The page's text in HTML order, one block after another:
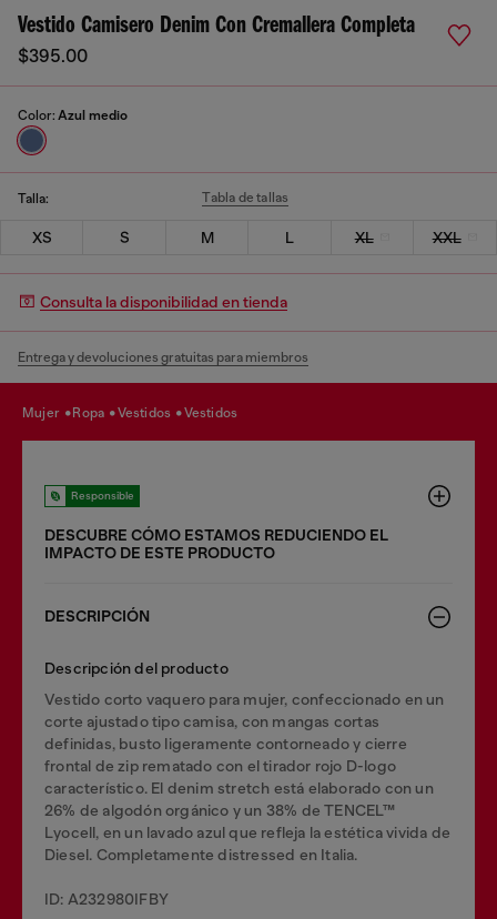
Vestido Camisero Denim Con Cremallera Completa
$395.00
Color: Azul medio
Talla: Tabla de tallas
XS S M L XL XXL
Consulta la disponibilidad en tienda
Entrega y devoluciones gratuitas para miembros
mujer ropa vestidos vestidos
Responsible
DESCUBRE CÓMO ESTAMOS REDUCIENDO EL
IMPACTO DE ESTE PRODUCTO
DESCRIPCIÓN
Descripción del producto
Vestido corto vaquero para mujer, confeccionado en un
corte ajustado tipo camisa, con mangas cortas
definidas, busto ligeramente contorneado y cierre
frontal de zip rematado con el tirador rojo D-logo
característico. El denim stretch está elaborado con un
26% de algodón orgánico y un 38% de TENCEL™
Lyocell, en un lavado azul que refleja la estética vivida de
Diesel. Completamente distressed en Italia.
ID: A232980IFBY